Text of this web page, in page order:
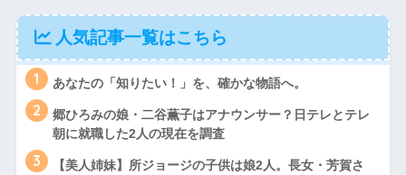
人気記事一覧はこちら
1 あなたの「知りたい！」を、確かな物語へ。
2
郷ひろみの娘・二谷薫子はアナウンサー？日テレとテレ
朝に就職した2人の現在を調査
3
【美人姉妹】所ジョージの子供は娘2人。長女・芳賀さ